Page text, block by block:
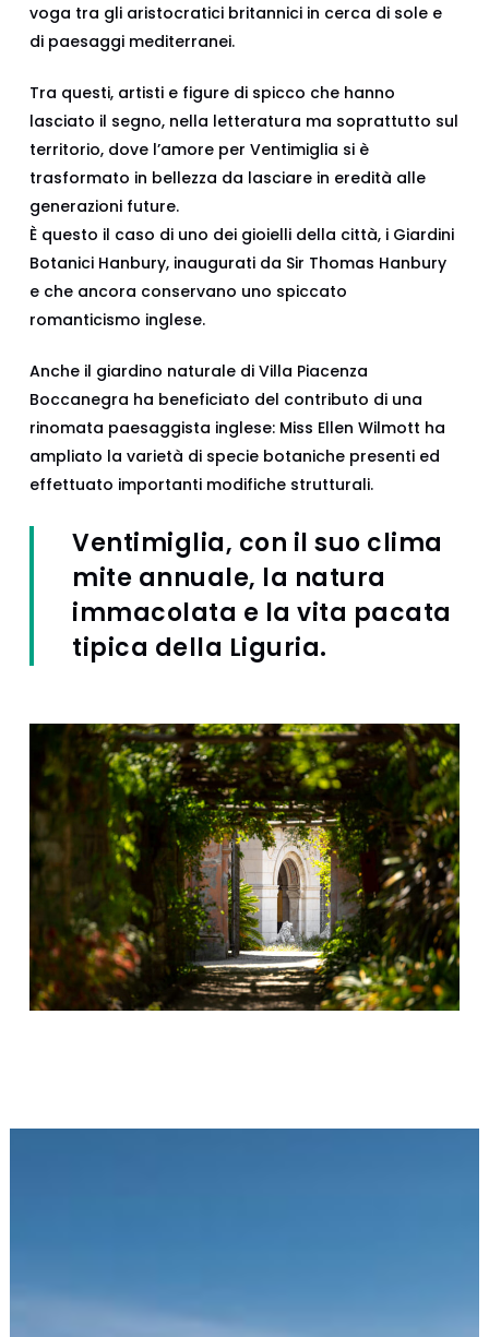
voga tra gli aristocratici britannici in cerca di sole e
di paesaggi mediterranei.
Tra questi, artisti e figure di spicco che hanno
lasciato il segno, nella letteratura ma soprattutto sul
territorio, dove l’amore per Ventimiglia si è
trasformato in bellezza da lasciare in eredità alle
generazioni future.
È questo il caso di uno dei gioielli della città, i Giardini
Botanici Hanbury, inaugurati da Sir Thomas Hanbury
e che ancora conservano uno spiccato
romanticismo inglese.
Anche il giardino naturale di Villa Piacenza
Boccanegra ha beneficiato del contributo di una
rinomata paesaggista inglese: Miss Ellen Wilmott ha
ampliato la varietà di specie botaniche presenti ed
effettuato importanti modifiche strutturali.
Ventimiglia, con il suo clima
mite annuale, la natura
immacolata e la vita pacata
tipica della Liguria.